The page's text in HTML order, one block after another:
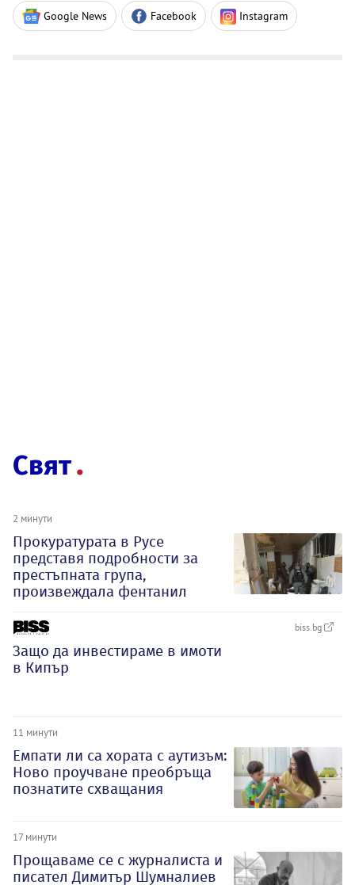
Google News Facebook Instagram
Свят
2 минути
Прокуратурата в Русе
представя подробности за
престъпната група,
произвеждала фентанил
biss.bg
Защо да инвестираме в имоти
в Кипър
11 минути
Емпати ли са хората с аутизъм:
Ново проучване преобръща
познатите схващания
17 минути
Прощаваме се с журналиста и
писател Димитър Шумналиев